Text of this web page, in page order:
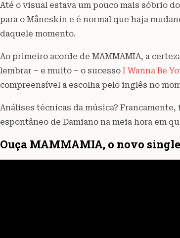
Até o visual estava um pouco mais sóbrio
para o Måneskin e é normal que haja
daquele momento.
Ao primeiro acorde de MAMMAMIA, a
lembrar – e muito – o sucesso I Wanna Be
compreensível a escolha pelo inglês no
Análises técnicas da música?
espontâneo de Damiano na meia hora em
Ouça MAMMAMIA, o novo